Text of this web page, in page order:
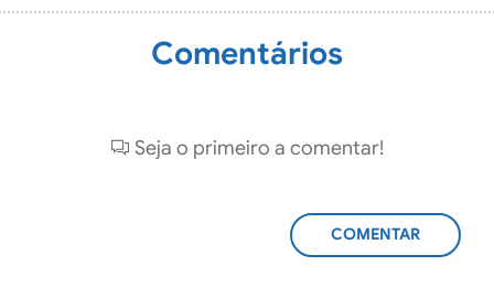
Comentários
Seja o primeiro a comentar!
ADICIONAR